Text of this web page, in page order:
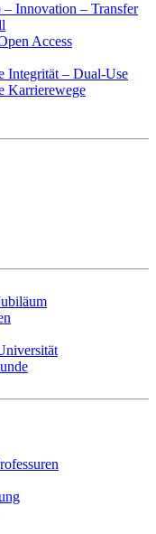
– Innovation – Transfer
Access
Integrität – Dual-Use
Karrierewege